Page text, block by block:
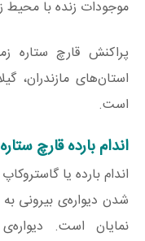
موجودات زنده با محیط
پراکنش قارچ ستاره
استان‌های مازندران،
است.
اندام بارده قارچ
نمایان است. دیواره‌ی